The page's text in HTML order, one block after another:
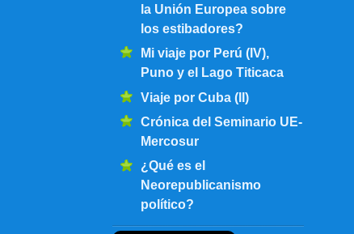
la Unión Europea sobre
los estibadores?
Mi viaje por Perú (IV),
Puno y el Lago Titicaca
Viaje por Cuba (II)
Crónica del Seminario UE-
Mercosur
¿Qué es el
Neorepublicanismo
político?